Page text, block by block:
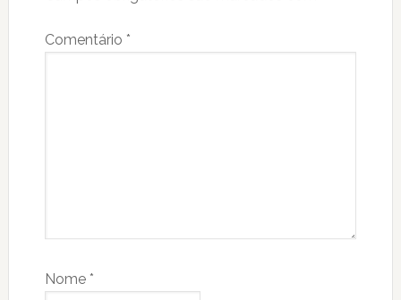
Comentário *
Nome *